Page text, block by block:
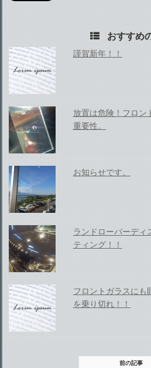
おすすめ
謹賀新年！！
放置は危険！フロン
重要性。
お知らせです。
ランドローバーディ
ティング！！
フロントガラスにも
を乗り切れ！！
前の記事